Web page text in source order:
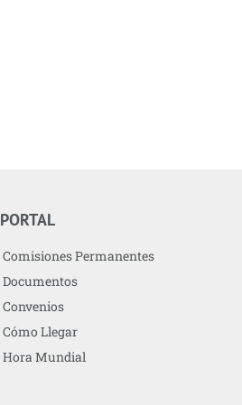
PORTAL
Comisiones Permanentes
Documentos
Convenios
Cómo Llegar
Hora Mundial